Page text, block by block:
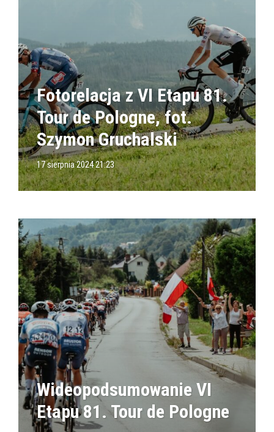
Fotorelacja z VI Etapu 81.
Tour de Pologne, fot.
Szymon Gruchalski
17 sierpnia 2024 21:23
Wideopodsumowanie VI
Etapu 81. Tour de Pologne